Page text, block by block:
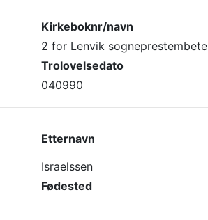
Kirkeboknr/navn
2 for Lenvik sogneprestembete
Trolovelsedato
040990
Etternavn
Israelssen
Fødested